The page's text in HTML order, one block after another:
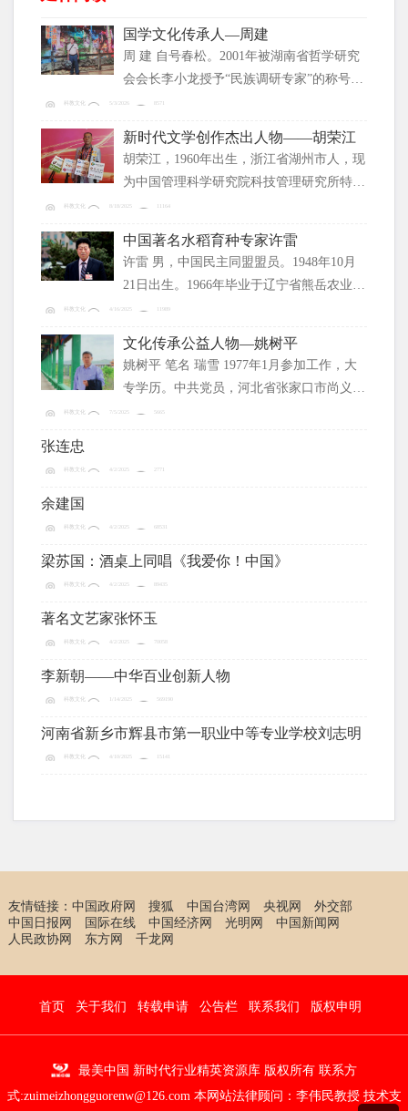
国学文化传承人—周建
周 建 自号春松。2001年被湖南省哲学研究
会会长李小龙授予“民族调研专家”的称号，
邀请参加了在湖南省张家界召开的“中国老
光荣组委会作为特邀嘉宾贵宾出席参加全国
科教文化 5/3/2026 8571
新时代文学创作杰出人物——胡荣江
胡荣江，1960年出生，浙江省湖州市人，现
为中国管理科学研究院科技管理研究所特约
研究员，客座教授。长期以来，心系祖国，
声--胡荣江诗歌集》。 2022年4月，《文明
勋章。同年7月被聘为2022传统文化传承与
发展高峰论坛名誉理事，荣获“新百年·文学
科教文化 8/18/2025 11164
中国著名水稻育种专家许雷
许雷 男，中国民主同盟盟员。1948年10月
21日出生。1966年毕业于辽宁省熊岳农业高
等专科学校。1966年9月至1984年先后在乡
心从事水稻育种及栽培研究、农业教学及技
科教文化 4/16/2025 11989
文化传承公益人物—姚树平
姚树平 笔名 瑞雪 1977年1月参加工作，大
专学历。中共党员，河北省张家口市尚义第
一中学，教师，中国诗歌学会会员、北京炎
科教文化 7/5/2025 5665
张连忠
科教文化 4/2/2025 2771
余建国
科教文化 4/2/2025 68531
梁苏国：酒桌上同唱《我爱你！中国》
科教文化 4/2/2025 89435
著名文艺家张怀玉
科教文化 4/2/2025 70058
李新朝——中华百业创新人物
科教文化 1/14/2025 569190
河南省新乡市辉县市第一职业中等专业学校刘志明
科教文化 4/10/2025 15141
友情链接： 中国政府网 搜狐 中国台湾网 央视网
外交部
中国日报网
国际在线 中国经济网 光明网
中国新闻网
人民政协网
东方网 千龙网
首页 关于我们 转载申请 公告栏 联系我们 版权申明
最美中国 新时代行业精英资源库 版权所有 联系方
式:zuimeizhongguorenw@126.com 本网站法律顾问： 李伟民教授 技术支